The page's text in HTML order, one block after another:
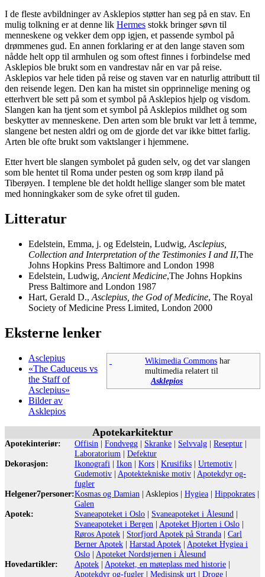
I de fleste avbildninger av Asklepios støtter han seg på en stav. En
mulig tolkning er at denne lik Hermes stokk bringer søvn til
menneskene og vekker dem opp igjen, et passende symbol på
drømmenes gud. En annen forklaring er at den lange staven som
nådde helt opp til armhulen og som oftest finnes i forbindelse med
Asklepios ble brukt som en vandrestav når en var på reise.
Asklepios var hele tiden på reise og staven var en naturlig attributt til
den reisende legen. Den kan ha mistet sin opprinnelige mening og
etterhvert ble sett på som et symbol på Asklepios hjelp og visdom.
Slangen kan ha tjent som et symbol på Asklepios mildhet og som
beskytter av menneskene. Den arten som ble brukt var lett å temme,
slangene bet nesten aldri og om de gjorde det var ikke bittet farlig.
Arten ble ofte brukt som vaktslanger i hjemmene.
Etter hvert ble slangen symbolet på guden selv, og det var slangen
som ble hentet til Roma under pesten og som krøp iland på
Tiberøyen. I templene ble det holdt hellige slanger som ble matet
med honningkaker som de syke ofret til guden.
Litteratur
Edelstein, Emma, j. og Edelstein, Ludwig, Asclepius,
Collection and Interpretation of the Testimonies I and II,The
Johns Hopkins Press Baltimore and London 1998
Edelstein, Ludwig, Ancient Medicine,The Johns Hopkins
Press Baltimore and London 1987
Hart, Gerald D., Asclepius, the God of Medicine, The Royal
Society of Medicine Press Limited, London 2000
Eksterne lenker
Wikimedia Commons har
multimedia relatert til
Asklepios
Asclepius
«The Caduceus vs
the Staff of
Asclepius»
Bilder av
Asklepios
Apotekarkitektur
Apotekinteriør: Offisin | Fondvegg | Skranke | Selvvalg | Reseptur |
Laboratorium | Defektur
Dekorasjon:
Ikonografi | Ikon | Kors | Krusifiks | Urtemotiv |
Gudemotiv | Apotektekniske motiv | Apotekdyr og-
fugler
Helgener7personer:Kosmas og Damian | Asklepios | Hygiea | Hippokrates |
Galen
Apotek:
Svaneapoteket i Oslo | Svaneapoteket i Ålesund |
Svaneapoteket i Bergen | Apoteket Hjorten i Oslo |
Røros Apotek | Storfjord Apotek på Stranda | Carl
Berner Apotek | Harstad Apotek | Apoteket Hygiea i
Oslo | Apoteket Nordstjernen i Ålesund
Hovedartikler:
Apotek | Apoteket, en møteplass med historie |
Apotekdyr og-fugler | Medisinsk urt | Droge |